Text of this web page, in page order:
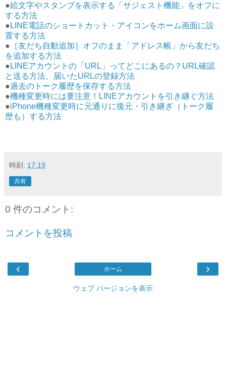
●絵文字やスタンプを表示する「サジェスト機能」をオフに
する方法
● LINE電話のショートカット・アイコンをホーム画面に設
置する方法
● ［友だち自動追加］オフのまま「アドレス帳」から友だち
を追加する方法
● LINEアカウントの「URL」ってどこにあるの？URL確認
と送る方法、届いたURLの登録方法
●過去のトーク履歴を保存する方法
●機種変更時には要注意！LINEアカウントを引き継ぐ方法
●iPhone機種変更時に元通りに復元・引き継ぎ（トーク履
歴も）する方法
時刻: 17:19
共有
0 件のコメント:
コメントを投稿
‹ ›
ホーム
ウェブ バージョンを表示